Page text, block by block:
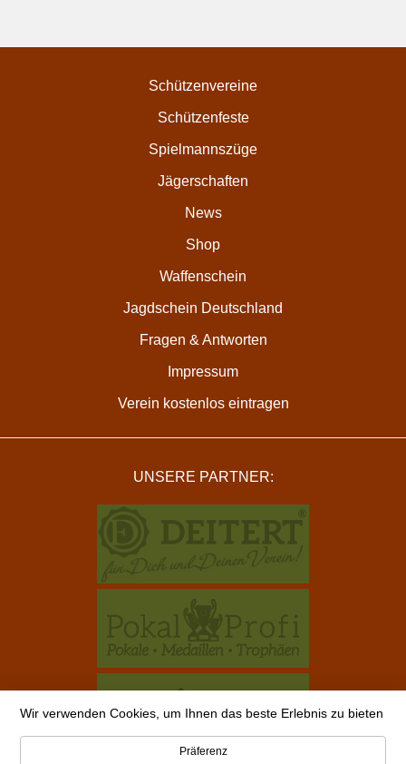
Schützenvereine
Schützenfeste
Spielmannszüge
Jägerschaften
News
Shop
Waffenschein
Jagdschein Deutschland
Fragen & Antworten
Impressum
Verein kostenlos eintragen
UNSERE PARTNER:
Wir verwenden Cookies, um Ihnen das beste Erlebnis zu bieten
Präferenz